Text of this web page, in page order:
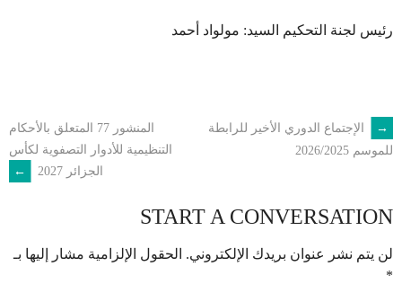
رئيس لجنة التحكيم السيد: مولواد أحمد
POST
←
الإجتماع الدوري الأخير للرابطة
للموسم 2026/2025
المنشور 77 المتعلق بالأحكام
التنظيمية للأدوار التصفوية لكأس
الجزائر 2027
→
START A CONVERSATION
لن يتم نشر عنوان بريدك الإلكتروني. الحقول الإلزامية مشار إليها بـ
*